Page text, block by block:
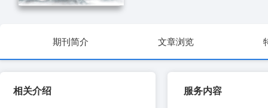
期刊简介 文章浏览
相关介绍 服务内容